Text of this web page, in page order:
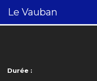
Le Vauban
Durée :